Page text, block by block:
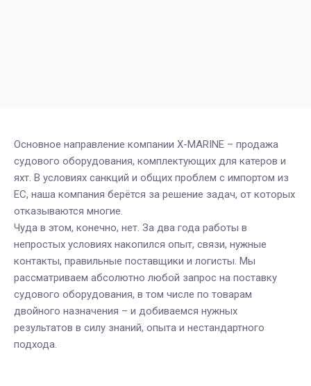
Основное направление компании X-MARINE – продажа
судового оборудования, комплектующих для катеров и
яхт. В условиях санкций и общих проблем с импортом из
ЕС, наша компания берётся за решение задач, от которых
отказываются многие.
Чуда в этом, конечно, нет. За два года работы в
непростых условиях накопился опыт, связи, нужные
контакты, правильные поставщики и логисты. Мы
рассматриваем абсолютно любой запрос на поставку
судового оборудования, в том числе по товарам
двойного назначения – и добиваемся нужных
результатов в силу знаний, опыта и нестандартного
подхода.